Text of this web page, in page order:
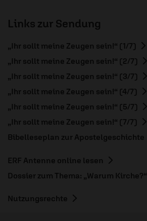
Links zur Sendung
„Ihr sollt meine Zeugen sein!“ (1/7)
„Ihr sollt meine Zeugen sein!“ (2/7)
„Ihr sollt meine Zeugen sein!“ (3/7)
„Ihr sollt meine Zeugen sein!“ (4/7)
„Ihr sollt meine Zeugen sein!“ (5/7)
„Ihr sollt meine Zeugen sein!“ (7/7)
Bibelleseplan zur Apostelgeschichte
ERF Antenne online lesen
Dossier zum Thema: „Warum Kirche?“
Nutzungsrechte